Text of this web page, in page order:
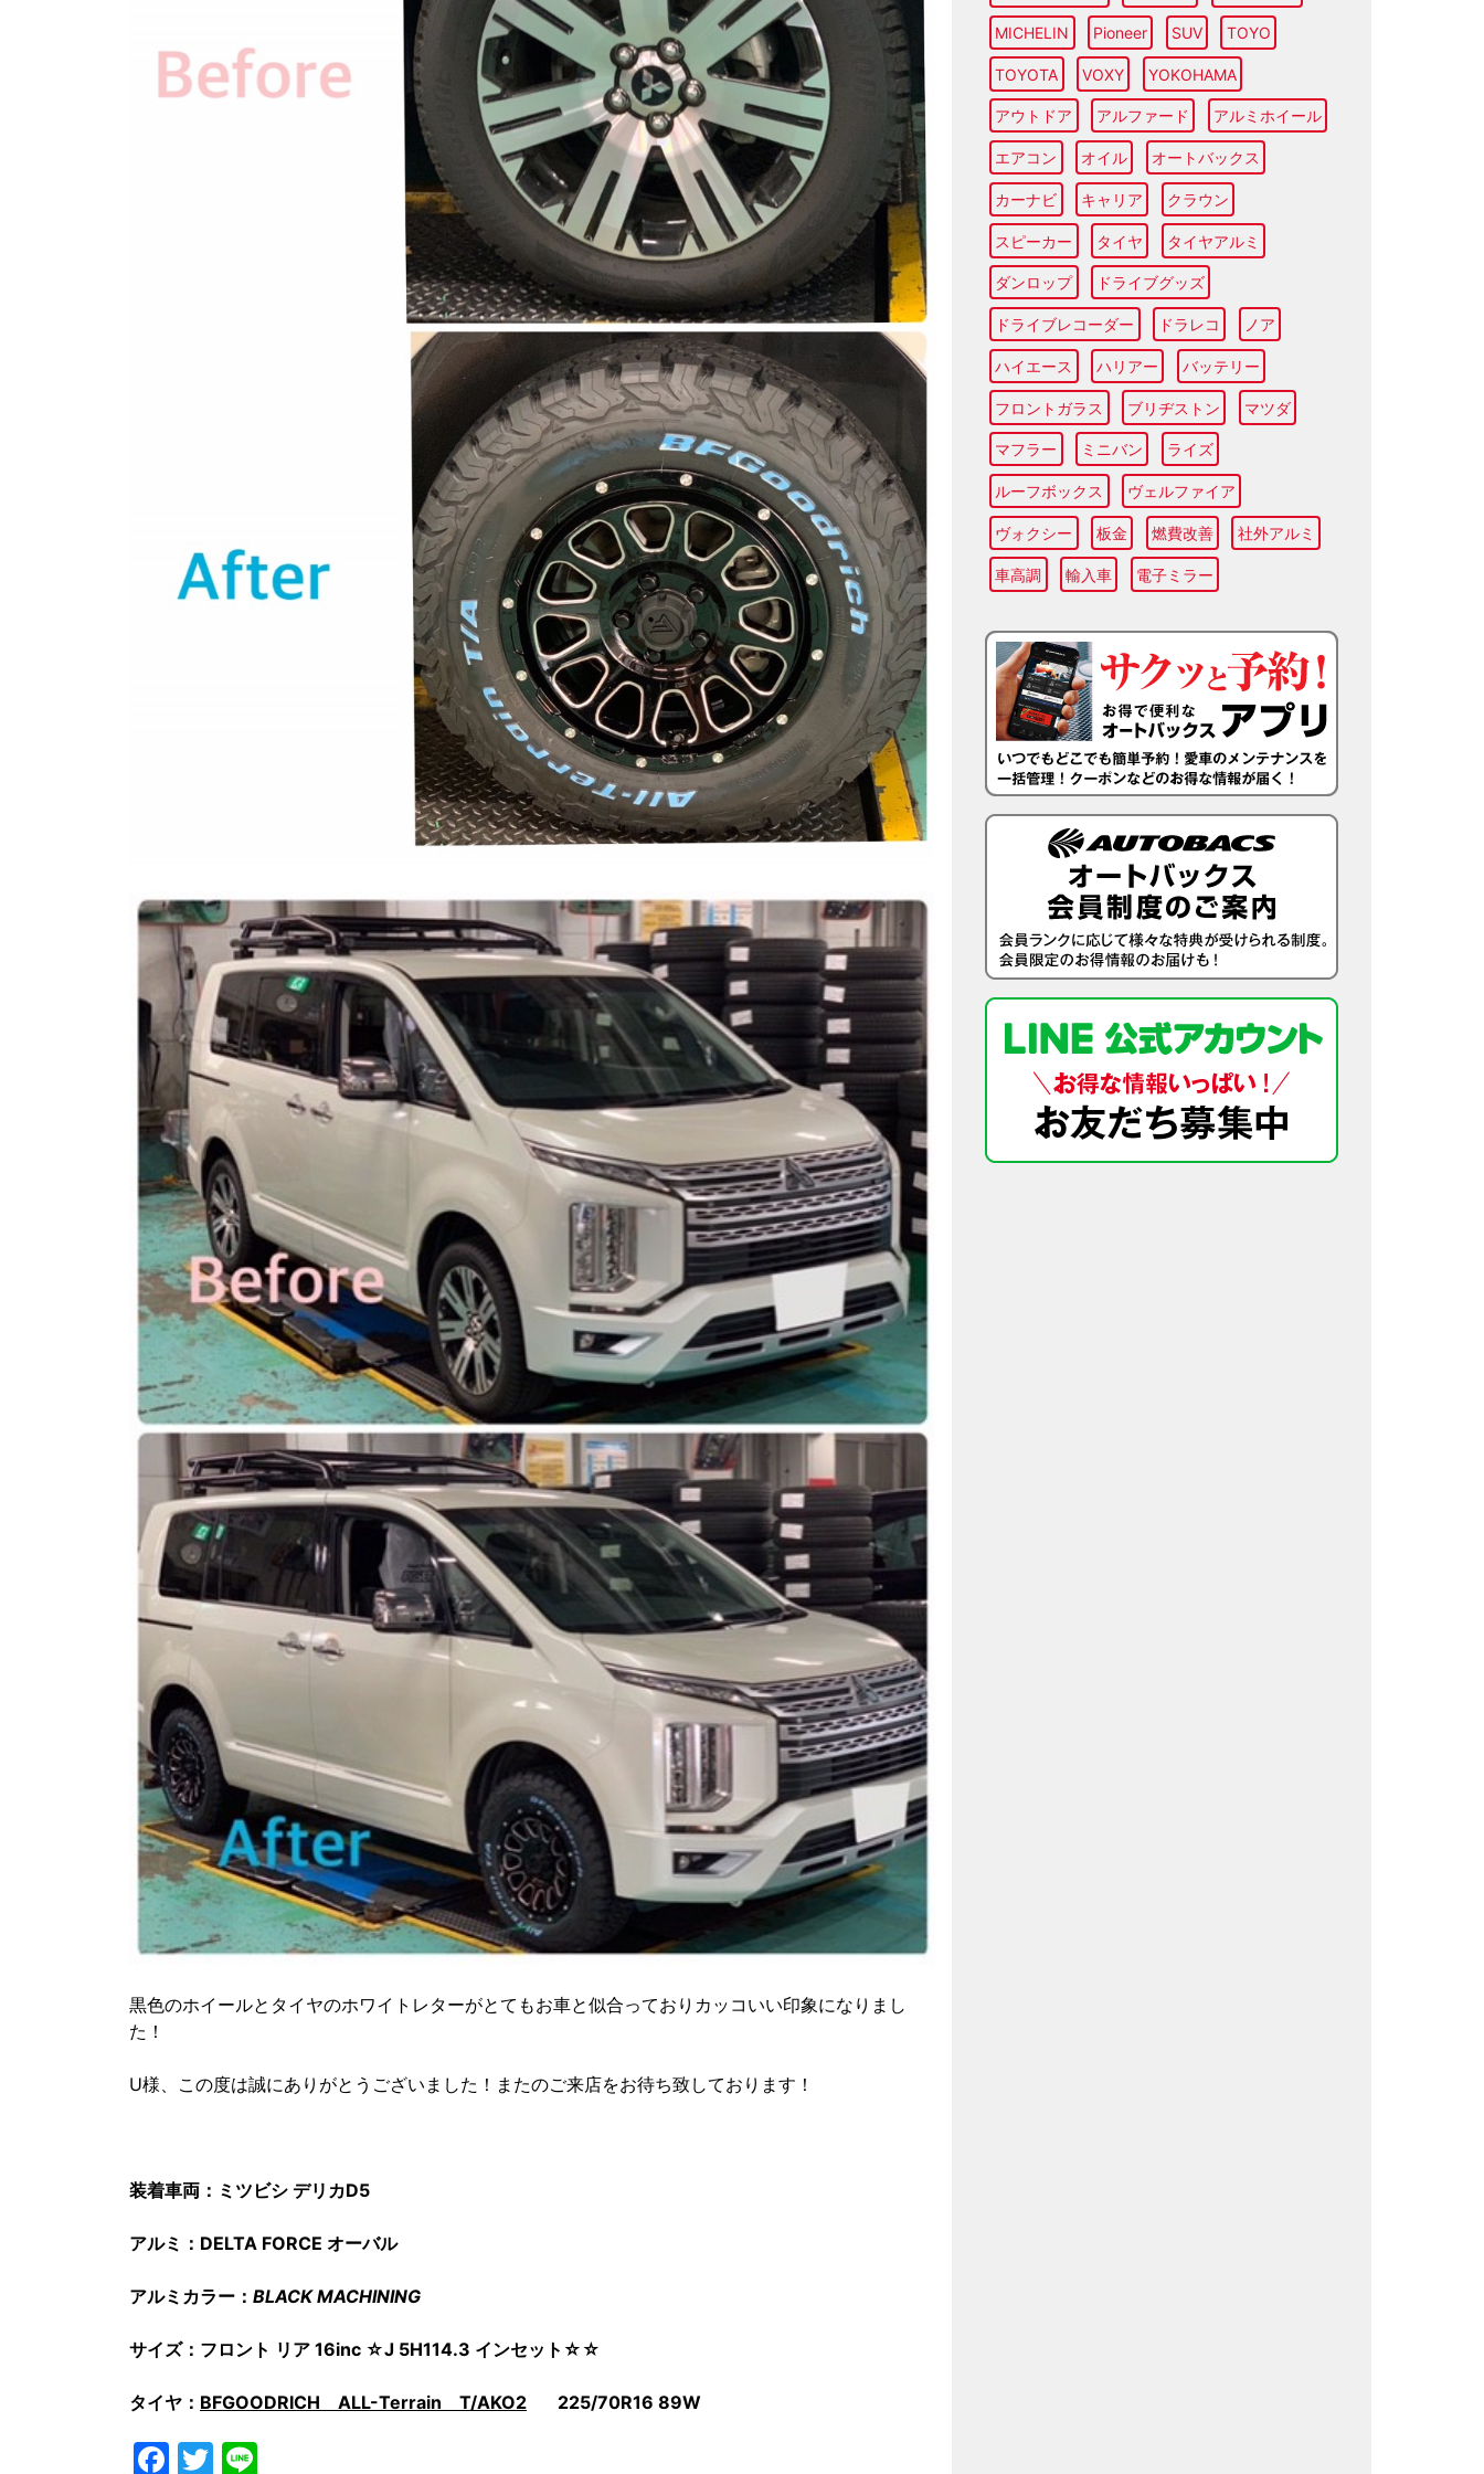
黒色のホイールとタイヤのホワイトレターがとてもお車と似合っておりカッコいい印象になりまし
た！
U様、この度は誠にありがとうございました！またのご来店をお待ち致しております！
装着車両：ミツビシ デリカD5
アルミ：DELTA FORCE オーバル
アルミカラー： BLACK MACHINING
サイズ：フロント リア 16inc ☆J 5H114.3 インセット☆☆
タイヤ： BFGOODRICH ALL-Terrain T/AKO2 225/70R16 89W
Facebook
Twitter
MICHELIN Pioneer SUV TOYO
TOYOTA VOXY YOKOHAMA
アウトドア アルファード アルミホイール
エアコン オイル オートバックス
カーナビ キャリア クラウン
スピーカー タイヤ タイヤアルミ
ダンロップ ドライブグッズ
ドライブレコーダー ドラレコ ノア
ハイエース ハリアー バッテリー
フロントガラス ブリヂストン マツダ
マフラー ミニバン ライズ
ルーフボックス ヴェルファイア
ヴォクシー 板金 燃費改善 社外アルミ
車高調 輸入車 電子ミラー